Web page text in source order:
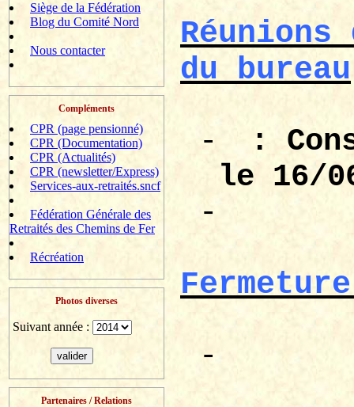
Siège de la Fédération
Blog du Comité Nord
Nous contacter
Compléments
CPR (page pensionné)
CPR (Documentation)
CPR (Actualités)
CPR (newsletter/Express)
Services-aux-retraités.sncf
Fédération Générale des
Retraités des Chemins de Fer
Récréation
Photos diverses
Suivant année :
Partenaires / Relations
du bureau
-
:
le 16/
-
-